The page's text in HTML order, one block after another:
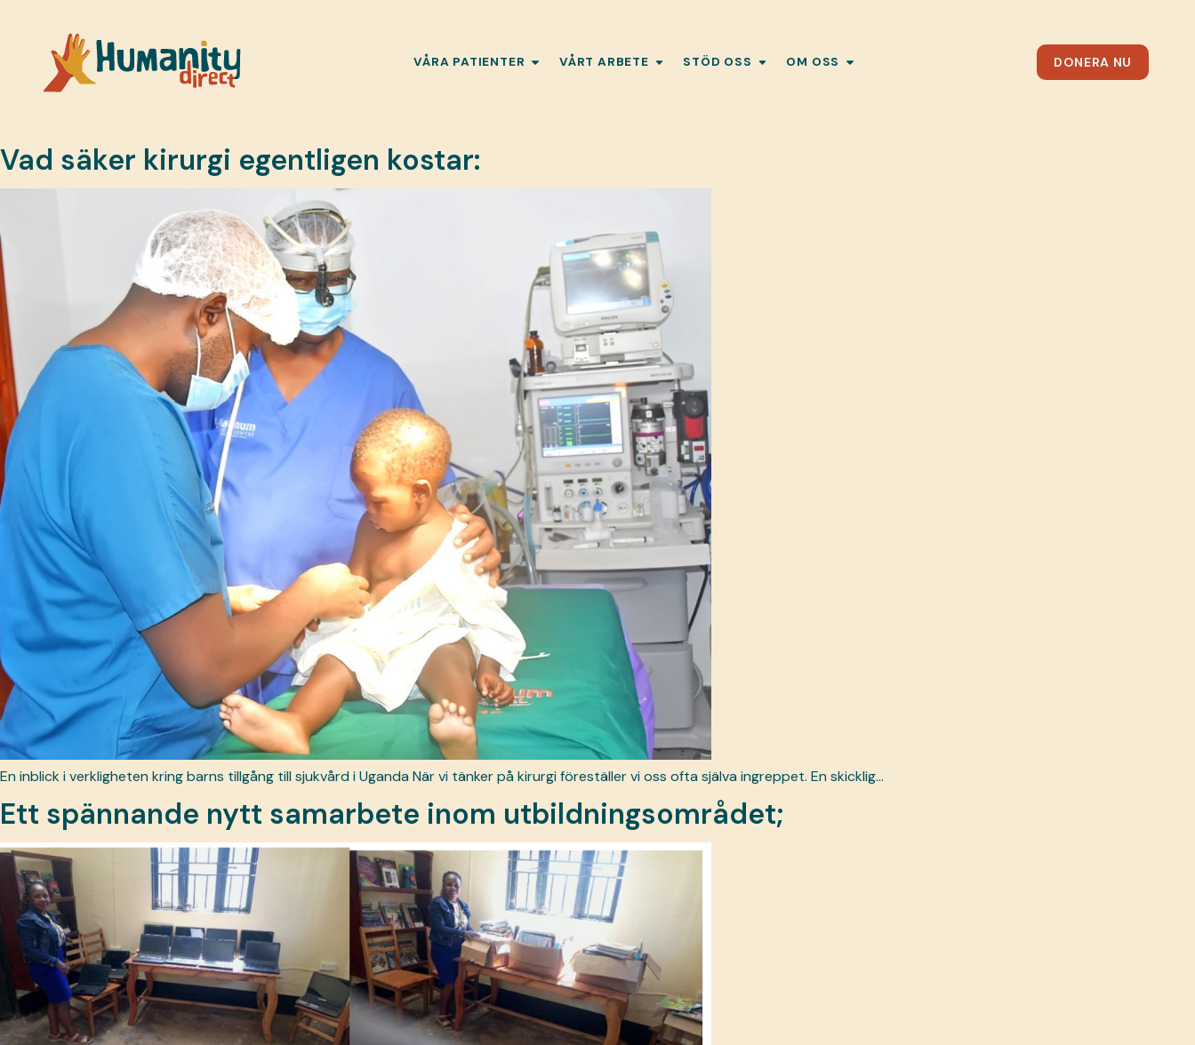
VÅRA PATIENTER VÅRT ARBETE STÖD OSS OM OSS DONERA NU
Kategori:Bloggar
Vad säker kirurgi egentligen kostar:
En inblick i verkligheten kring barns tillgång till sjukvård i Uganda När vi tänker på kirurgi föreställer vi oss ofta själva ingreppet. En skicklig…
Ett spännande nytt samarbete inom utbildningsområdet;